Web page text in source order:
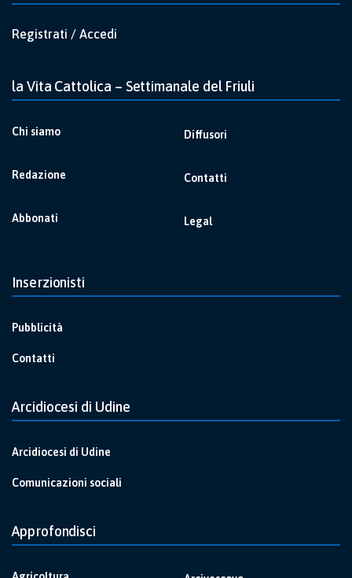
Registrati / Accedi
la Vita Cattolica – Settimanale del Friuli
Chi siamo
Redazione
Abbonati
Diffusori
Contatti
Legal
Inserzionisti
Pubblicità
Contatti
Arcidiocesi di Udine
Arcidiocesi di Udine
Comunicazioni sociali
Approfondisci